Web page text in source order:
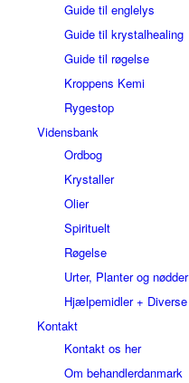
Guide til englelys
Guide til krystalhealing
Guide til røgelse
Kroppens Kemi
Rygestop
Vidensbank
Ordbog
Krystaller
Olier
Spirituelt
Røgelse
Urter, Planter og nødder
Hjælpemidler + Diverse
Kontakt
Kontakt os her
Om behandlerdanmark